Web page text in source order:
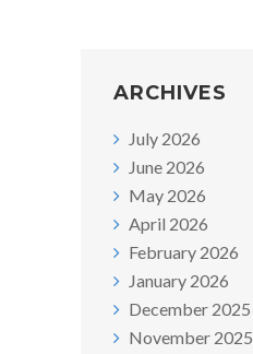
ARCHIVES
July 2026
June 2026
May 2026
April 2026
February 2026
January 2026
December 2025
November 2025